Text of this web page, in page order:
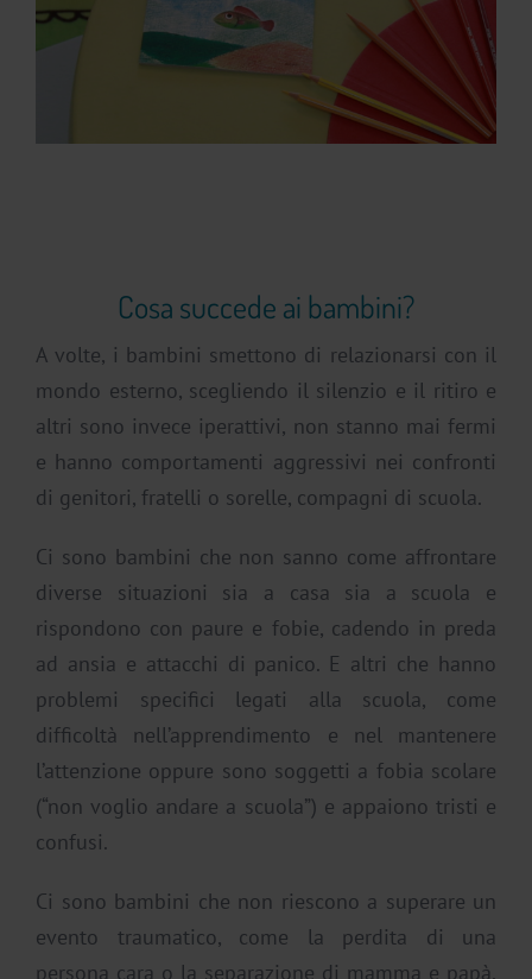
Cosa succede ai bambini?
A volte, i bambini smettono di relazionarsi con il
mondo esterno, scegliendo il silenzio e il ritiro e
altri sono invece iperattivi, non stanno mai fermi
e hanno comportamenti aggressivi nei confronti
di genitori, fratelli o sorelle, compagni di scuola.
Ci sono bambini che non sanno come affrontare
diverse situazioni sia a casa sia a scuola e
rispondono con paure e fobie, cadendo in preda
ad ansia e attacchi di panico. E altri che hanno
problemi specifici legati alla scuola, come
difficoltà nell’apprendimento e nel mantenere
l’attenzione oppure sono soggetti a fobia scolare
(“non voglio andare a scuola”) e appaiono tristi e
confusi.
Ci sono bambini che non riescono a superare un
evento traumatico, come la perdita di una
persona cara o la separazione di mamma e papà,